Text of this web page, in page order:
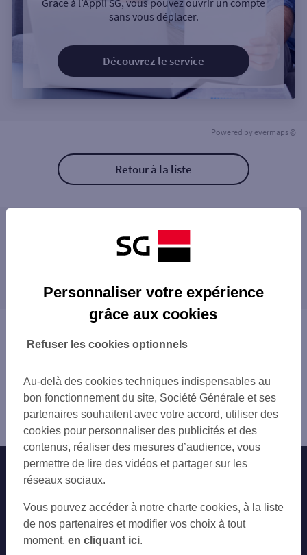
Grâce à l’Appli SG, vous pouvez ouvrir un compte
sans vous déplacer.
Découvrez le service
Powered by evermaps ©
Retour à la liste
Les distributeurs/automates à proximité
TREILLIERES 39 RUE DE LA MAIRIE
CARQUEFOU 22 PL ARISTIDE BRIAND
LA CHAPELLE ERDRE
LA CHAPELLE SUR ERDRE 30 RUE OLIVIE
NANTES 461 ROUTE DE SAINT JOSEPH
THOUARE SUR LOIRE 1 PL DE LA REPUBL
BLAIN 2 AV DE SORTAIS
ORVAULT 6 PROMENADE DE L EUROPE
SAUTRON 42 RUE DE BRETAGNE
proximité
LA CHAPELLE-SUR-ERDRE
ORVAULT
Vous êtes ici : Accueil
Trouver une agence bancaire
Loire-Atlantique
Nort sur Erdre
Distributeur/automate NORT SUR ERDRE 6 RUE DU GAL
LECLERC
Nos engagements Nous contacter
Autres sites SG
Professionnels
Entreprises
Personnaliser votre expérience
grâce aux cookies
Au-delà des cookies techniques indispensables au
bon fonctionnement du site, Société Générale et ses
partenaires souhaitent avec votre accord, utiliser des
cookies pour personnaliser des publicités et des
contenus, réaliser des mesures d’audience, vous
permettre de lire des vidéos et partager sur les
réseaux sociaux.
Vous pouvez accéder à notre charte cookies, à la liste
de nos partenaires et modifier vos choix à tout
moment, en cliquant ici.
Refuser les cookies optionnels